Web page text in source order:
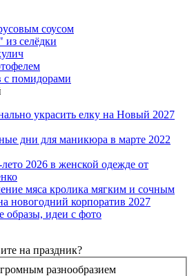
соусом
из селёдки
с помидорами
украсить елку на Новый 2027
дни для маникюра в марте 2022
2026 в женской одежде от
мяса кролика мягким и сочным
новогодний корпоратив 2027
идеи с фото
на праздник?
разнообразием